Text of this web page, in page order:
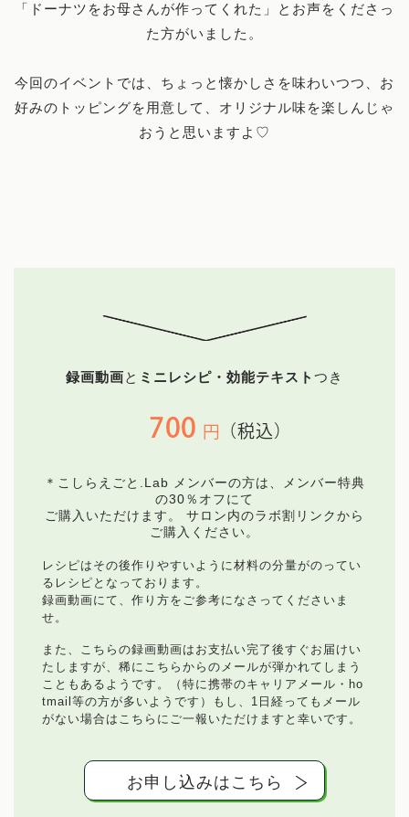
Works
まいにち薬膳とは
「ドーナツをお母さんが作ってくれた」とお声をくださっ
た方がいました。
今回のイベントでは、ちょっと懐かしさを味わいつつ、お
好みのトッピングを用意して、オリジナル味を楽しんじゃ
おうと思いますよ♡
録画動画と ミニレシピ・効能テキスト つき
700 円 （税込）
＊こしらえごと.Lab メンバーの方は、メンバー特典
の30％オフにて
ご購入いただけます。
サロン内のラボ割リンクから
ご購入ください。
レシピはその後作りやすいように材料の分量がのってい
るレシピとなっております。
録画動画にて、作り方をご参考になさってくださいま
せ。
また、こちらの録画動画はお支払い完了後すぐお届けい
たしますが、稀にこちらからのメールが弾かれてしまう
こともあるようです。（特に携帯のキャリアメール・ho
tmail等の方が多いようです）もし、1日経ってもメール
がない場合はこちらにご一報いただけますと幸いです。
お申し込みはこちら